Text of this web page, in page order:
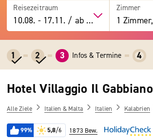
Reisezeitraum
10.08. -17.11. / ab 7 Tage
Zimmer
1 2 3 Infos & Termine 4
Hotel Villaggio Il Gabbiano
Alle Ziele Italien & Malta Italien Kalabrien
99% 5,8/6 1873 Bew.